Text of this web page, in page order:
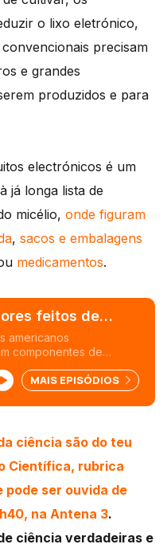
o lixo eletrónico,
precisam
e grandes
produzidos e para
electrónicos é um
já longa lista de
micélio, onde figuram
, sacos e embalagens
medicamentos.
feitos de
americanos
componentes de
como os chips semi
são biodegradáveis e
menos energia.
MAIS EPISÓDIOS
ciência são do teu
Científica, rubrica
pode ser ouvida de
na Antena 3.
ciência verdadeiras e